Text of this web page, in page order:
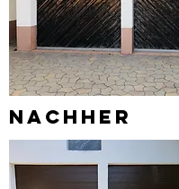
Nachher